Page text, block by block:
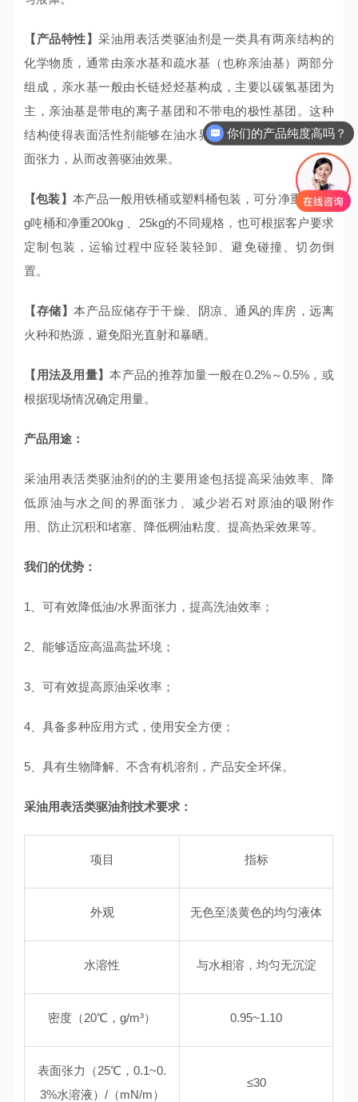
【产品特性】采油用表活类驱油剂是一类具有两亲结构的
化学物质，通常由亲水基和疏水基（也称亲油基）两部分
组成，亲水基一般由长链烃烃基构成，主要以碳氢基团为
主，亲油基是带电的离子基团和不带电的极性基团。这种
结构使得表面活性剂能够在油水界面上吸附，降低油水界
面张力，从而改善驱油效果。
【包装】 本产品一般用铁桶或塑料桶包装，可分净重1000k
g吨桶和净重200kg 、25kg的不同规格，也可根据客户要求
定制包装，运输过程中应轻装轻卸、避免碰撞、切勿倒
置。
【存储】本产品应储存于干燥、阴凉、通风的库房，远离
火种和热源，避免阳光直射和暴晒。
【用法及用量】本产品的推荐加量一般在0.2%～0.5%，或
根据现场情况确定用量。
产品用途：
采油用表活类驱油剂的的主要用途包括提高采油效率、降
低原油与水之间的界面张力、减少岩石对原油的吸附作
用、防止沉积和堵塞、降低稠油粘度、提高热采效果等‌。
我们的优势：
1、可有效降低油/水界面张力，提高洗油效率；
2、能够适应高温高盐环境；
3、可有效提高原油采收率；
4、具备多种应用方式，使用安全方便；
5、具有生物降解、不含有机溶剂，产品安全环保。
采油用表活类驱油剂技术要求：
项目 指标
外观 无色至淡黄色的均匀液体
水溶性 与水相溶，均匀无沉淀
密度（20℃，g/m³） 0.95~1.10
表面张力（25℃，0.1~0.
3%水溶液）/（mN/m）
≤30
你们的产品纯度高吗？